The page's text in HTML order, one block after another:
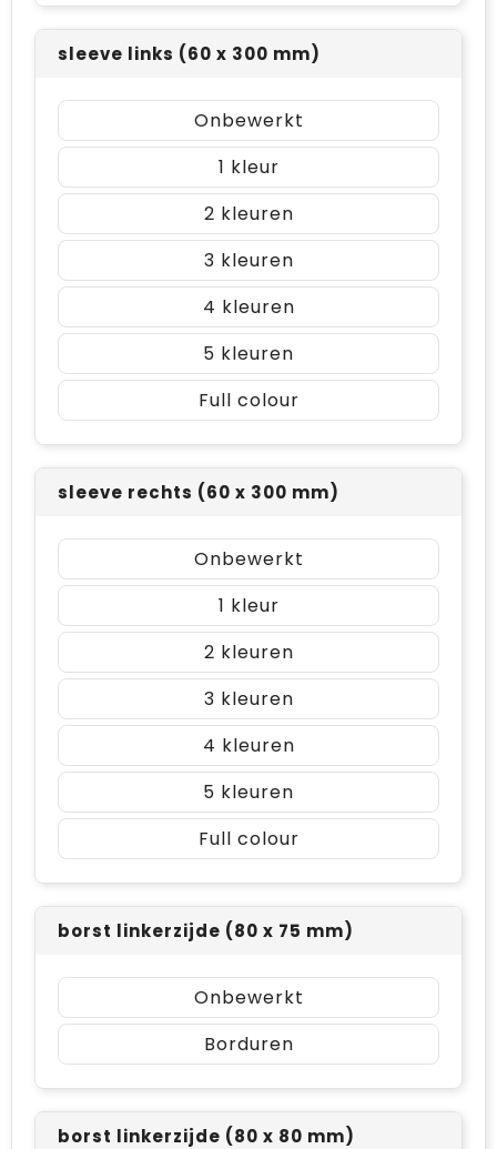
sleeve links (60 x 300 mm)
Onbewerkt
1
2
3
4
5
Full colour
sleeve rechts (60 x 300 mm)
Onbewerkt
1
2
3
4
5
Full colour
borst linkerzijde (80 x 75 mm)
Onbewerkt
Borduren
borst linkerzijde (80 x 80 mm)